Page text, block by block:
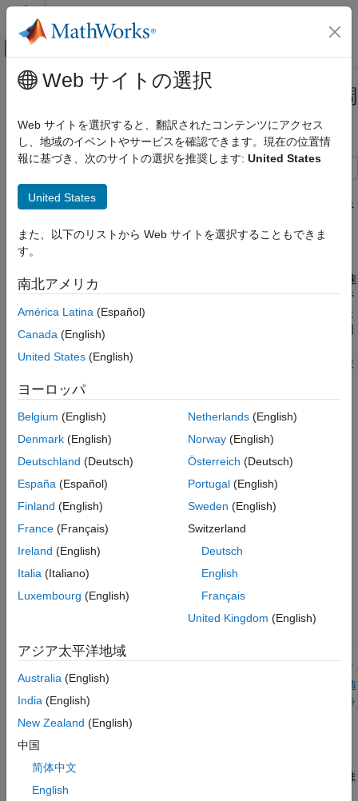
コンテンツへスキップ
オフキャンバス ナビゲーション メ
ドキュメンテーションのホーム
Control System Toolbox
制御システムの設計と調整
プログラムによる調整
設定点の追従と外乱の抑制の PID 調整
PID 調整のトレードオフ
調整の設定
1-DOF PID コントローラーの調整
追従と抑制
参考
メインコンテンツ
設定点の追従と外乱の抑制の PID 調
整
この例では、 systune
る際の設定点の追従と外乱の抑制間におけるトレードオフを調べ
PID 調整のトレードオフ
1-DOF PID コントローラーを調整する場合は、適切な追従と迅速
な外乱の抑制を同時に実現できないことがよくあります。制御帯
域幅が固定されていると仮定すると、外乱の抑制を迅速化するた
めには帯域幅内により多くのゲインが必要です。これは、交差周
なることは位相余裕が小さくなることを意味するため、通常は設
図 1: 1-DOF PID 調整でのトレードオフ。
この例では、systune
リケーションに適した妥協点を見つけます。このようなトレード
オフは PID 調整器アプリでも可能です。詳細については、
設定値
追従と外乱の抑制のいずれかを優先するための PID コントローラ
ーの調整 (PID 調整器)
調整の設定
プラント入力に負荷外乱がある図 2 の PID ループについて考えま
す。
Web サイトの選択
Web サイトを選択すると、翻訳されたコンテンツにアクセス
し、地域のイベントやサービスを確認できます。現在の位置情
報に基づき、次のサイトの選択を推奨します: United States
United States
また、以下のリストから Web サイトを選択することもできま
す。
南北アメリカ
América Latina (Español)
Canada (English)
United States (English)
ヨーロッパ
Belgium (English)
Denmark (English)
Deutschland (Deutsch)
España (Español)
Finland (English)
France (Français)
Ireland (English)
Italia (Italiano)
Luxembourg (English)
Netherlands(English)
Norway(English)
Österreich (Deutsch)
Portugal(English)
Sweden (English)
Switzerland
Deutsch
English
Français
United Kingdom (English)
アジア太平洋地域
Australia (English)
India (English)
New Zealand (English)
中国
简体中文
English